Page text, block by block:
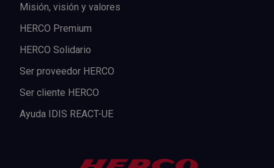
Misión, visión y valores
HERCO Premium
HERCO Solidario
Ser proveedor HERCO
Ser cliente HERCO
Ayuda IDIS REACT-UE